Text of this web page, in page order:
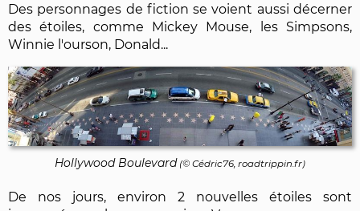
Des personnages de fiction se voient aussi décerner
des étoiles, comme Mickey Mouse, les Simpsons,
Winnie l'ourson, Donald...
Hollywood Boulevard(© Cédric76, roadtrippin.fr)
De nos jours, environ 2 nouvelles étoiles sont